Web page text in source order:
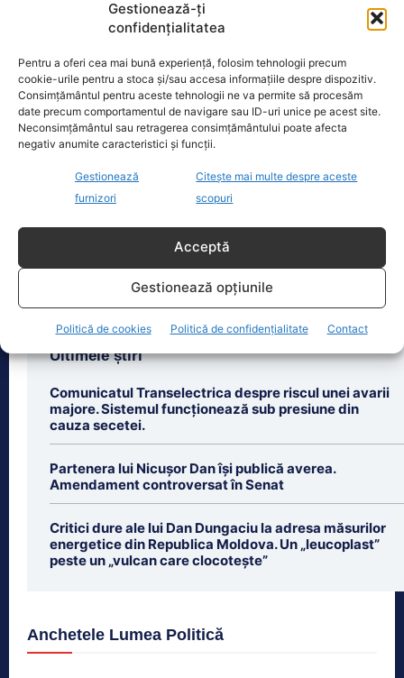
Gestionează-ți
confidențialitatea
Pentru a oferi cea mai bună experiență, folosim tehnologii precum
cookie-urile pentru a stoca și/sau accesa informațiile despre dispozitiv.
Consimțământul pentru aceste tehnologii ne va permite să procesăm
date precum comportamentul de navigare sau ID-uri unice pe acest site.
Neconsimțământul sau retragerea consimțământului poate afecta
negativ anumite caracteristici și funcții.
Gestionează
furnizori
Citește mai multe despre aceste
scopuri
Acceptă
Gestionează opțiunile
Politică de cookies Politică de confidențialitate Contact
Oficiul de Știri
Eclipsa de soare, 12 august 2026. Orașele din România
Eclipsa de soare din 12 august 2026
este unul dintre cele mai importante
însă nu va
[...]
Ultimele știri
Comunicatul Transelectrica despre riscul unei avarii
majore. Sistemul funcționează sub presiune din
cauza secetei.
Partenera lui Nicușor Dan își publică averea.
Amendament controversat în Senat
Critici dure ale lui Dan Dungaciu la adresa măsurilor
energetice din Republica Moldova. Un „leucoplast”
peste un „vulcan care clocotește”
Anchetele Lumea Politică